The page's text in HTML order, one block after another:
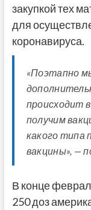
закупкой тех
для
коронавируса.
«Поэтапно
происходит
получим
какого типа
вакцины», —
В конце
250 доз